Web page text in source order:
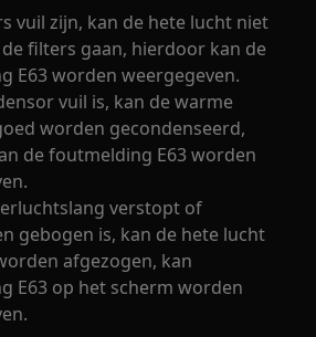
vuil zijn, kan de hete lucht niet
filters gaan, hierdoor kan de
E63 worden weergegeven.
vuil is, kan de warme
worden gecondenseerd,
de foutmelding E63 worden
verstopt of
gebogen is, kan de hete lucht
afgezogen, kan
E63 op het scherm worden